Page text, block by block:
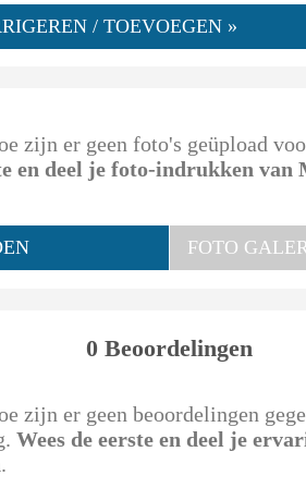
/ TOEVOEGEN »
zijn er geen foto's geüpload
en deel je foto-indrukken van
FOTO
0 Beoordelingen
zijn er geen beoordelingen
Wees de eerste en deel je
.